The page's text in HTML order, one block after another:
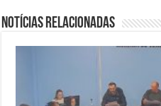
Notícias relacionadas